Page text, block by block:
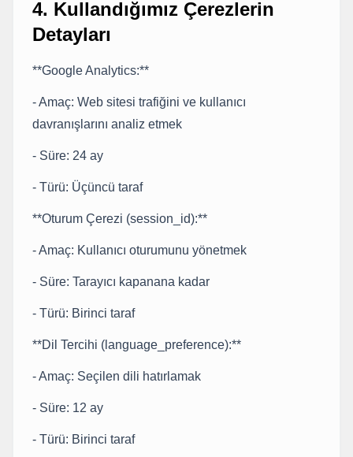
4. Kullandığımız Çerezlerin
Detayları
**Google Analytics:**
- Amaç: Web sitesi trafiğini ve kullanıcı
davranışlarını analiz etmek
- Süre: 24 ay
- Türü: Üçüncü taraf
**Oturum Çerezi (session_id):**
- Amaç: Kullanıcı oturumunu yönetmek
- Süre: Tarayıcı kapanana kadar
- Türü: Birinci taraf
**Dil Tercihi (language_preference):**
- Amaç: Seçilen dili hatırlamak
- Süre: 12 ay
- Türü: Birinci taraf